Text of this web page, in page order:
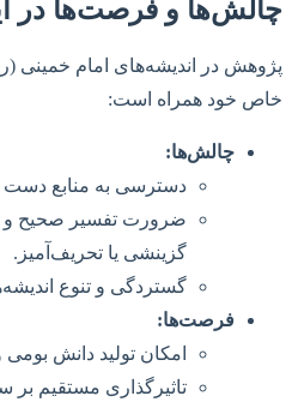
چالش‌ها و فرصت‌ها در
پژوهش در اندیشه‌های امام خمینی
خاص خود همراه است:
چالش‌ها:
دسترسی به منابع دست
ضرورت تفسیر صحیح و
گزینشی یا تحریف‌آمیز.
گستردگی و تنوع
فرصت‌ها:
امکان تولید دانش
تاثیرگذاری مستقیم